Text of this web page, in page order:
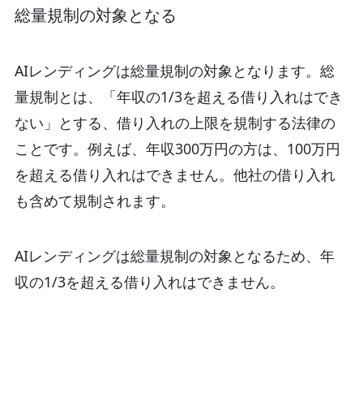
総量規制の対象となる
AIレンディングは総量規制の対象となります。総
量規制とは、「年収の1/3を超える借り入れはでき
ない」とする、借り入れの上限を規制する法律の
ことです。例えば、年収300万円の方は、100万円
を超える借り入れはできません。他社の借り入れ
も含めて規制されます。
AIレンディングは総量規制の対象となるため、年
収の1/3を超える借り入れはできません。